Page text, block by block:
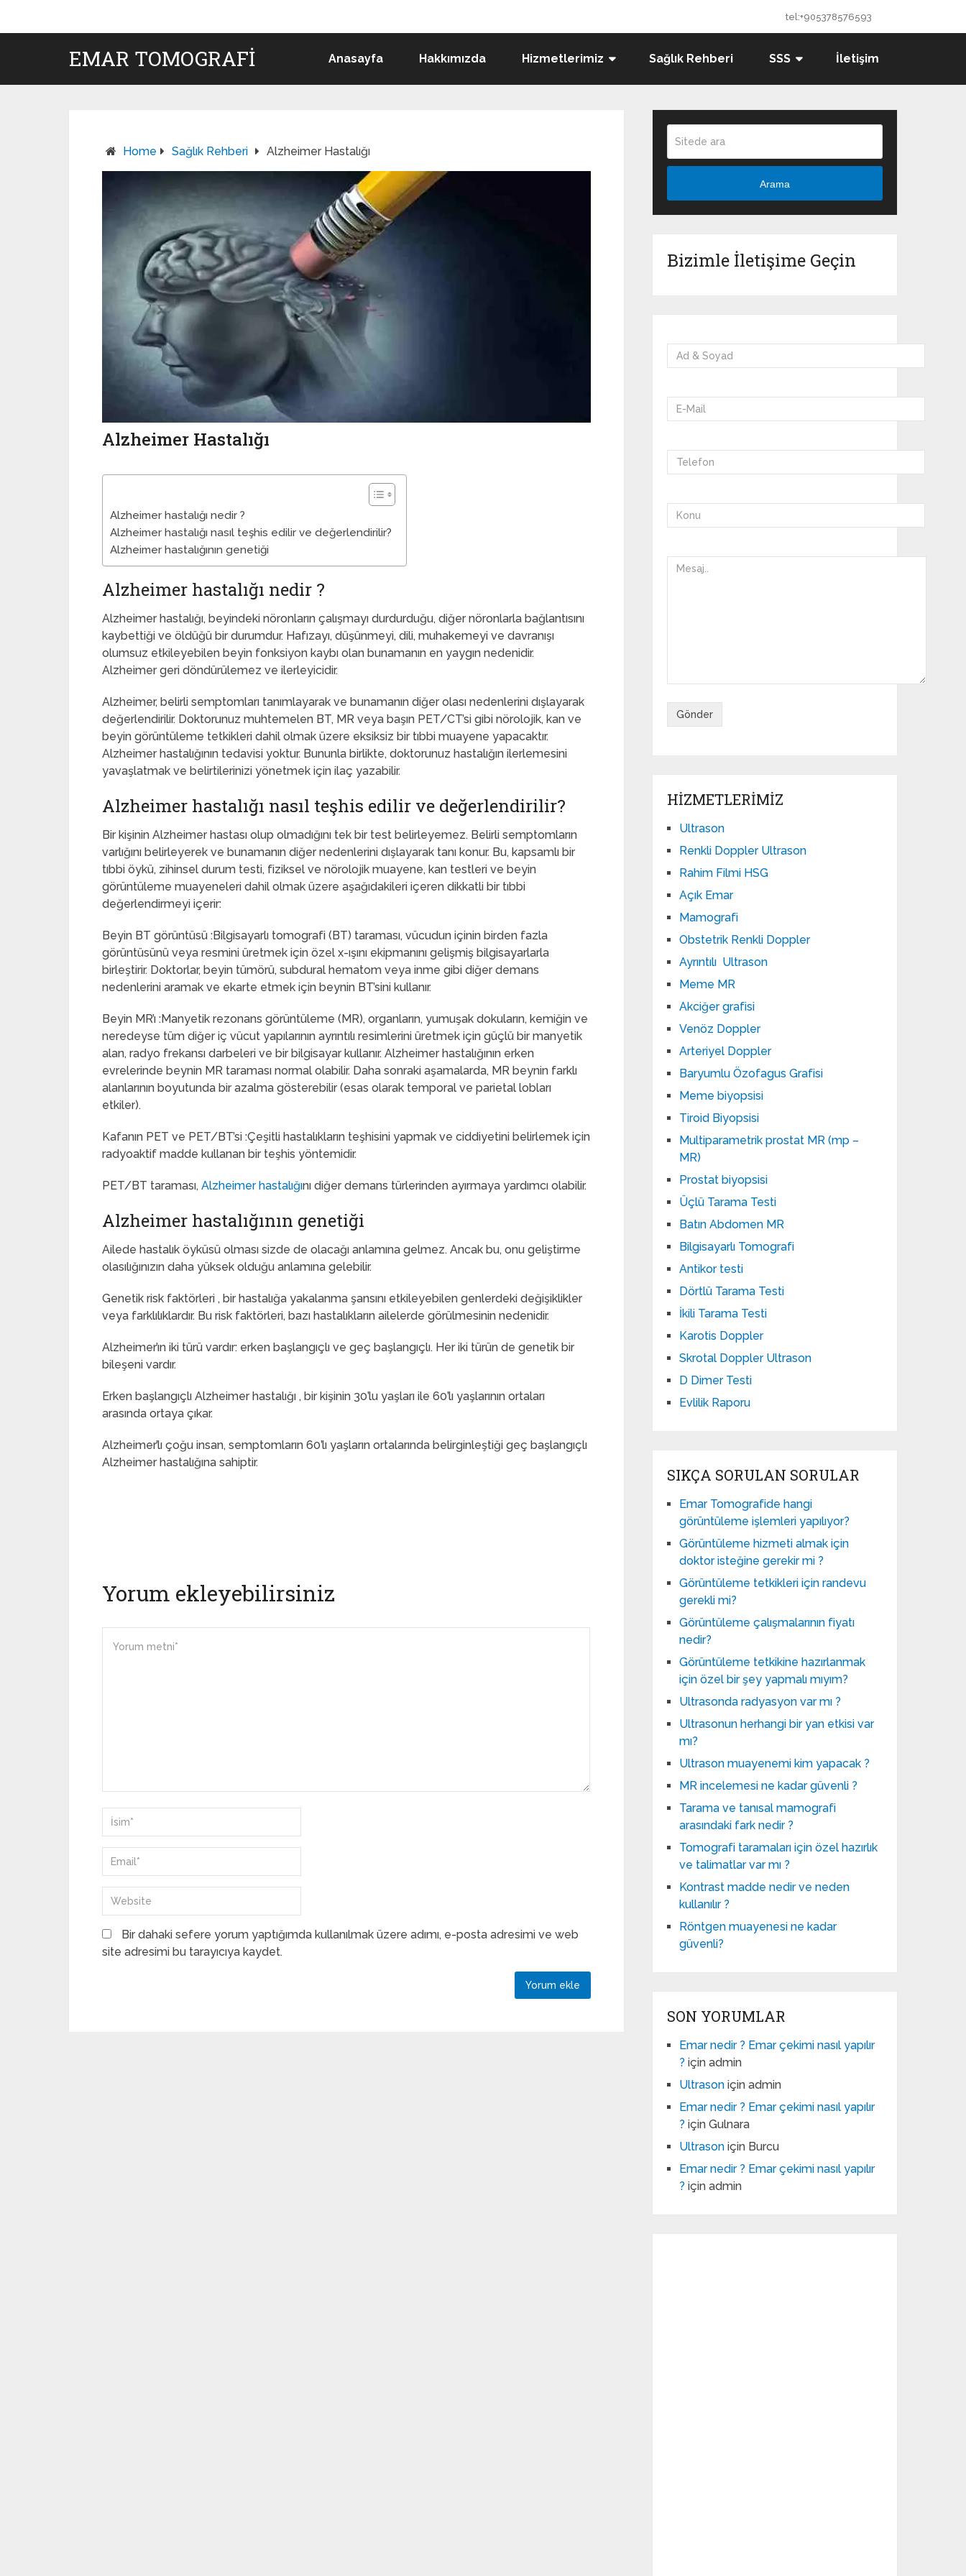
tel:+905378576593
EMAR TOMOGRAFI Anasayfa Hakkımızda Hizmetlerimiz Sağlık Rehberi SSS İletişim
Home Sağlık Rehberi Alzheimer Hastalığı
Alzheimer Hastalığı
Alzheimer hastalığı nedir ?
Alzheimer hastalığı nasıl teşhis edilir ve değerlendirilir?
Alzheimer hastalığının genetiği
Alzheimer hastalığı nedir ?
Alzheimer hastalığı, beyindeki nöronların çalışmayı durdurduğu, diğer nöronlarla bağlantısını
kaybettiği ve öldüğü bir durumdur. Hafızayı, düşünmeyi, dili, muhakemeyi ve davranışı
olumsuz etkileyebilen beyin fonksiyon kaybı olan bunamanın en yaygın nedenidir.
Alzheimer geri döndürülemez ve ilerleyicidir.
Alzheimer, belirli semptomları tanımlayarak ve bunamanın diğer olası nedenlerini dışlayarak
değerlendirilir. Doktorunuz muhtemelen BT, MR veya başın PET/CT’si gibi nörolojik, kan ve
beyin görüntüleme tetkikleri dahil olmak üzere eksiksiz bir tıbbi muayene yapacaktır.
Alzheimer hastalığının tedavisi yoktur. Bununla birlikte, doktorunuz hastalığın ilerlemesini
yavaşlatmak ve belirtilerinizi yönetmek için ilaç yazabilir.
Alzheimer hastalığı nasıl teşhis edilir ve değerlendirilir?
Bir kişinin Alzheimer hastası olup olmadığını tek bir test belirleyemez. Belirli semptomların
varlığını belirleyerek ve bunamanın diğer nedenlerini dışlayarak tanı konur. Bu, kapsamlı bir
tıbbi öykü, zihinsel durum testi, fiziksel ve nörolojik muayene, kan testleri ve beyin
görüntüleme muayeneleri dahil olmak üzere aşağıdakileri içeren dikkatli bir tıbbi
değerlendirmeyi içerir:
Beyin BT görüntüsü :Bilgisayarlı tomografi (BT) taraması, vücudun içinin birden fazla
görüntüsünü veya resmini üretmek için özel x-ışını ekipmanını gelişmiş bilgisayarlarla
birleştirir. Doktorlar, beyin tümörü, subdural hematom veya inme gibi diğer demans
nedenlerini aramak ve ekarte etmek için beynin BT’sini kullanır.
Beyin MR’ı :Manyetik rezonans görüntüleme (MR), organların, yumuşak dokuların, kemiğin ve
neredeyse tüm diğer iç vücut yapılarının ayrıntılı resimlerini üretmek için güçlü bir manyetik
alan, radyo frekansı darbeleri ve bir bilgisayar kullanır. Alzheimer hastalığının erken
evrelerinde beynin MR taraması normal olabilir. Daha sonraki aşamalarda, MR beynin farklı
alanlarının boyutunda bir azalma gösterebilir (esas olarak temporal ve parietal lobları
etkiler).
Kafanın PET ve PET/BT’si :Çeşitli hastalıkların teşhisini yapmak ve ciddiyetini belirlemek için
radyoaktif madde kullanan bir teşhis yöntemidir.
PET/BT taraması, Alzheimer hastalığını diğer demans türlerinden ayırmaya yardımcı olabilir.
Alzheimer hastalığının genetiği
Ailede hastalık öyküsü olması sizde de olacağı anlamına gelmez. Ancak bu, onu geliştirme
olasılığınızın daha yüksek olduğu anlamına gelebilir.
Genetik risk faktörleri , bir hastalığa yakalanma şansını etkileyebilen genlerdeki değişiklikler
veya farklılıklardır. Bu risk faktörleri, bazı hastalıkların ailelerde görülmesinin nedenidir.
Alzheimer’ın iki türü vardır: erken başlangıçlı ve geç başlangıçlı. Her iki türün de genetik bir
bileşeni vardır.
Erken başlangıçlı Alzheimer hastalığı , bir kişinin 30’lu yaşları ile 60’lı yaşlarının ortaları
arasında ortaya çıkar.
Alzheimer’lı çoğu insan, semptomların 60’lı yaşların ortalarında belirginleştiği geç başlangıçlı
Alzheimer hastalığına sahiptir.
Yorum ekleyebilirsiniz
Bir dahaki sefere yorum yaptığımda kullanılmak üzere adımı, e-posta adresimi ve web
site adresimi bu tarayıcıya kaydet.
Arama
Bizimle İletişime Geçin
HIZMETLERIMIZ
Ultrason
Renkli Doppler Ultrason
Rahim Filmi HSG
Açık Emar
Mamografi
Obstetrik Renkli Doppler
Ayrıntılı Ultrason
Meme MR
Akciğer grafisi
Venöz Doppler
Arteriyel Doppler
Baryumlu Özofagus Grafisi
Meme biyopsisi
Tiroid Biyopsisi
Multiparametrik prostat MR (mp –
MR)
Prostat biyopsisi
Üçlü Tarama Testi
Batın Abdomen MR
Bilgisayarlı Tomografi
Antikor testi
Dörtlü Tarama Testi
İkili Tarama Testi
Karotis Doppler
Skrotal Doppler Ultrason​
D Dimer Testi
Evlilik Raporu
SIKÇA SORULAN SORULAR
Emar Tomografide hangi
görüntüleme işlemleri yapılıyor?
Görüntüleme hizmeti almak için
doktor isteğine gerekir mi ?
Görüntüleme tetkikleri için randevu
gerekli mi?
Görüntüleme çalışmalarının fiyatı
nedir?
Görüntüleme tetkikine hazırlanmak
için özel bir şey yapmalı mıyım?
Ultrasonda radyasyon var mı ?
Ultrasonun herhangi bir yan etkisi var
mı?
Ultrason muayenemi kim yapacak ?
MR incelemesi ne kadar güvenli ?
Tarama ve tanısal mamografi
arasındaki fark nedir ?
Tomografi taramaları için özel hazırlık
ve talimatlar var mı ?
Kontrast madde nedir ve neden
kullanılır ?
Röntgen muayenesi ne kadar
güvenli?
SON YORUMLAR
Emar nedir ? Emar çekimi nasıl yapılır
? içinadmin
Ultrason içinadmin
Emar nedir ? Emar çekimi nasıl yapılır
? içinGulnara
Ultrason için Burcu
Emar nedir ? Emar çekimi nasıl yapılır
? içinadmin